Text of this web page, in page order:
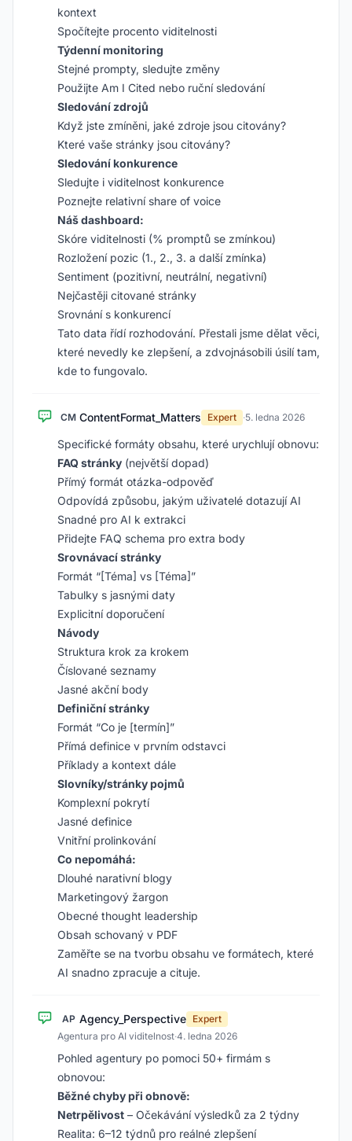
kontext
Spočítejte procento viditelnosti
Týdenní monitoring
Stejné prompty, sledujte změny
Použijte Am I Cited nebo ruční sledování
Sledování zdrojů
Když jste zmíněni, jaké zdroje jsou citovány?
Které vaše stránky jsou citovány?
Sledování konkurence
Sledujte i viditelnost konkurence
Poznejte relativní share of voice
Náš dashboard:
Skóre viditelnosti (% promptů se zmínkou)
Rozložení pozic (1., 2., 3. a další zmínka)
Sentiment (pozitivní, neutrální, negativní)
Nejčastěji citované stránky
Srovnání s konkurencí
Tato data řídí rozhodování. Přestali jsme dělat věci,
které nevedly ke zlepšení, a zdvojnásobili úsilí tam,
kde to fungovalo.
CM ContentFormat_Matters Expert ·5. ledna 2026
Specifické formáty obsahu, které urychlují obnovu:
FAQ stránky (největší dopad)
Přímý formát otázka-odpověď
Odpovídá způsobu, jakým uživatelé dotazují AI
Snadné pro AI k extrakci
Přidejte FAQ schema pro extra body
Srovnávací stránky
Formát “[Téma] vs [Téma]”
Tabulky s jasnými daty
Explicitní doporučení
Návody
Struktura krok za krokem
Číslované seznamy
Jasné akční body
Definiční stránky
Formát “Co je [termín]”
Přímá definice v prvním odstavci
Příklady a kontext dále
Slovníky/stránky pojmů
Komplexní pokrytí
Jasné definice
Vnitřní prolinkování
Co nepomáhá:
Dlouhé narativní blogy
Marketingový žargon
Obecné thought leadership
Obsah schovaný v PDF
Zaměřte se na tvorbu obsahu ve formátech, které
AI snadno zpracuje a cituje.
AP Agency_Perspective Expert
Agentura pro AI viditelnost·4. ledna 2026
Pohled agentury po pomoci 50+ firmám s
obnovou:
Běžné chyby při obnově:
Netrpělivost – Očekávání výsledků za 2 týdny
Realita: 6–12 týdnů pro reálné zlepšení